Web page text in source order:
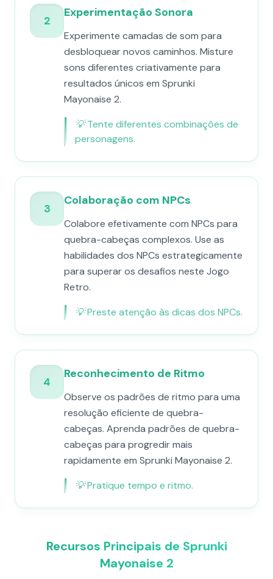
2
Experimentação Sonora
Experimente camadas de som para
desbloquear novos caminhos. Misture
sons diferentes criativamente para
resultados únicos em Sprunki
Mayonaise 2.
💡Tente diferentes combinações de
personagens.
3
Colaboração com NPCs
Colabore efetivamente com NPCs para
quebra-cabeças complexos. Use as
habilidades dos NPCs estrategicamente
para superar os desafios neste Jogo
Retro.
💡Preste atenção às dicas dos NPCs.
4
Reconhecimento de Ritmo
Observe os padrões de ritmo para uma
resolução eficiente de quebra-
cabeças. Aprenda padrões de quebra-
cabeças para progredir mais
rapidamente em Sprunki Mayonaise 2.
💡Pratique tempo e ritmo.
Recursos Principais de Sprunki
Mayonaise 2